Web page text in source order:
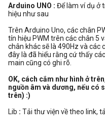
Arduino UNO : Để làm ví dụ ở
hiệu như sau
Trên Arduino Uno, các chân
tín hiệu PWM trên các chân 5
chân khác sẽ là 490Hz và các
đây là đã hiểu rằng cứ thấy
main cũng có ghi rõ.
OK, cách cắm như hình ở
nguồn âm và dương, nếu có
trên) :)
Lib : Tải thư viện về theo link,